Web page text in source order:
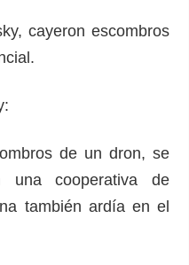
cayeron escombros
de un dron, se
una cooperativa de
también ardía en el